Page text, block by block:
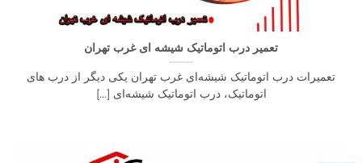
تعمیر درب اتوماتیک شیشه ای غرب تهران
درب اتوماتیک شیشه‌ای غرب تهران یکی دیگر از درب های
اتوماتیک، درب اتوماتیک شیشه‌ای [...]